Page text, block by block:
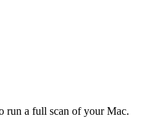
run a full scan of your Mac.